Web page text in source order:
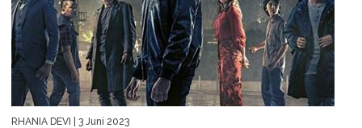
RHANIA DEVI | 3 Juni 2023